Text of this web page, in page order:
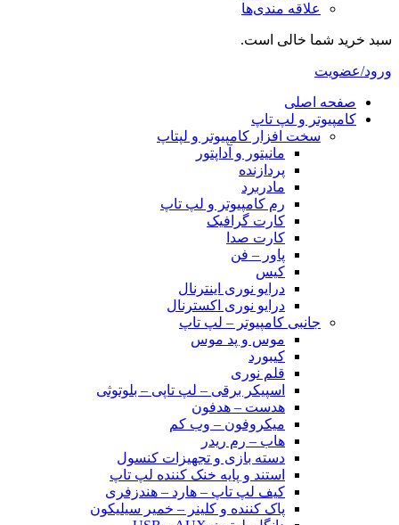
علاقه مندی‌ها
سبد خرید شما خالی است.
ورود/عضویت
صفحه اصلی
کامپیوتر و‌‌‌‌‌ لپ تاپ
سخت افزار کامپیوتر و لپتاپ
مانیتور و آداپتور
پردازنده
مادربرد
رم کامپیوتر و لپ تاپ
کارت گرافیک
کارت صدا
پاور – فن
کیس
درایو نوری اینترنال
درایو نوری اکسترنال
جانبی کامپیوتر – لپ تاپ
موس و پد موس
کیبورد
قلم نوری
اسپیکر برقی – لپ تاپی – بلوتوثی
هدست – هدفون
میکروفون – وب کم
هاب – رم ریدر
دسته بازی و تجهیزات کنسول
استند و پایه خنک کننده لپ تاپ
کیف لپ تاپ – هارد – هندزفری
پاک کننده و کلینر – خمیر سیلیکون